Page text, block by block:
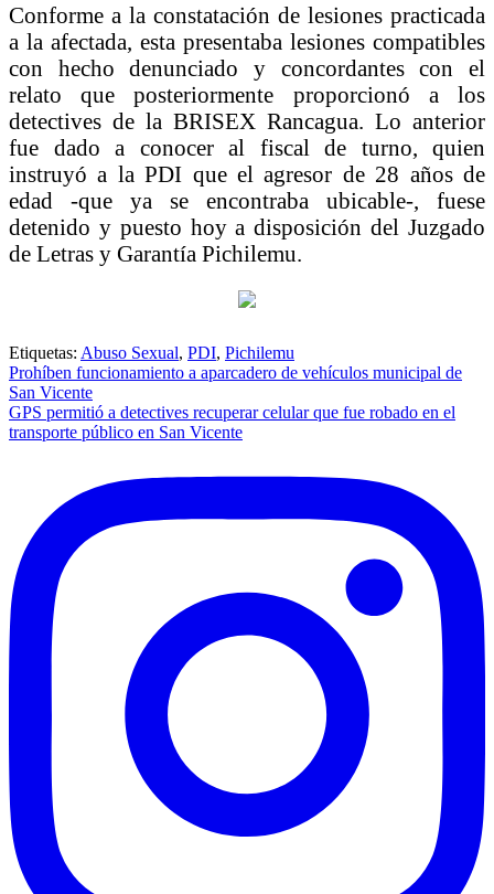
Conforme a la constatación de lesiones practicada
a la afectada, esta presentaba lesiones compatibles
con hecho denunciado y concordantes con el
relato que posteriormente proporcionó a los
detectives de la BRISEX Rancagua. Lo anterior
fue dado a conocer al fiscal de turno, quien
instruyó a la PDI que el agresor de 28 años de
edad -que ya se encontraba ubicable-, fuese
detenido y puesto hoy a disposición del Juzgado
de Letras y Garantía Pichilemu.
Etiquetas: Abuso Sexual, PDI, Pichilemu
Navegación
de
entradas
Prohíben funcionamiento a aparcadero de vehículos municipal de
San Vicente
GPS permitió a detectives recuperar celular que fue robado en el
transporte público en San Vicente